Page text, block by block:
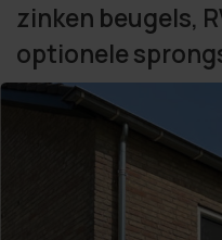
zinken beugels,
optionele